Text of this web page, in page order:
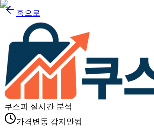
홈으로
쿠스피 실시간 분석
가격변동 감지안됨